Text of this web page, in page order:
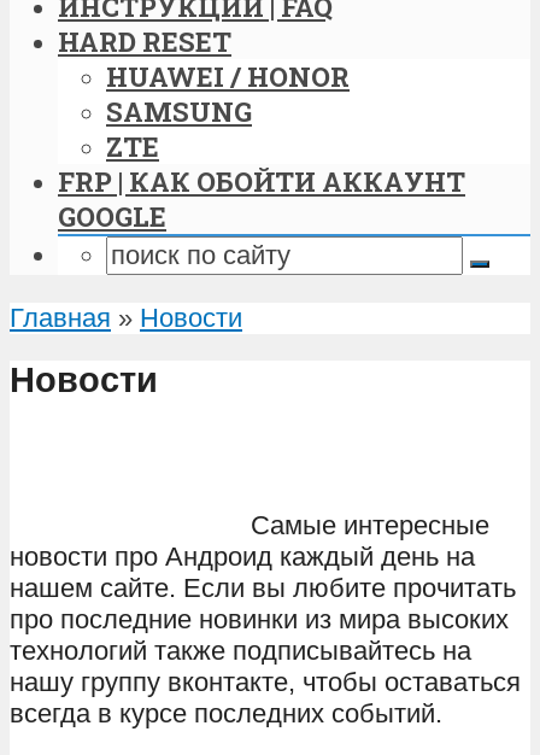
HARD RESET
HUAWEI / HONOR
SAMSUNG
ZTE
FRP | КАК ОБОЙТИ АККАУНТ
GOOGLE
Главная » Новости
Новости
Самые интересные
новости про Андроид каждый день на
нашем сайте. Если вы любите прочитать
про последние новинки из мира высоких
технологий также подписывайтесь на
нашу группу вконтакте, чтобы оставаться
всегда в курсе последних событий.